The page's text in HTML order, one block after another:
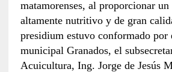
matamorenses, al proporcionar
altamente nutritivo y de gran
presidium estuvo conformado por
municipal Granados, el
Acuicultura, Ing. Jorge de Jesús